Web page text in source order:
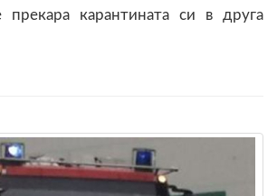
карантината си в друга